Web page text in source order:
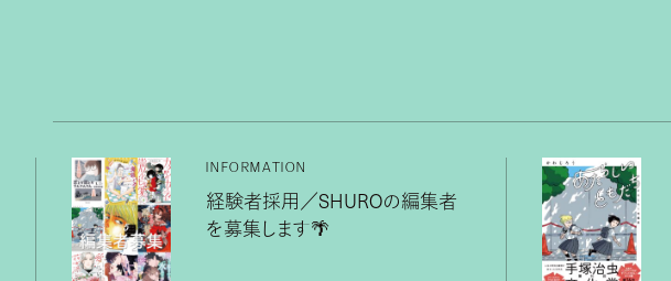
INFORMATION
経験者採用／SHUROの編集者
を募集します🌴